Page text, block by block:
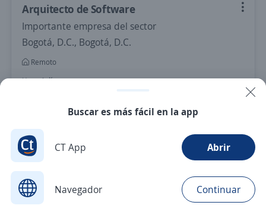
Arquitecto de Software
Importante empresa del sector
Bogotá, D.C., Bogotá, D.C.
Remoto
Hace 4 días
Empleos similares
Gerente comercial
Buscar es más fácil en la app
CT App Abrir
Navegador Continuar